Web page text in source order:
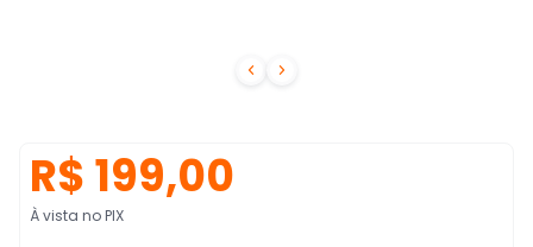
 
R$ 199,00
À vista no PIX